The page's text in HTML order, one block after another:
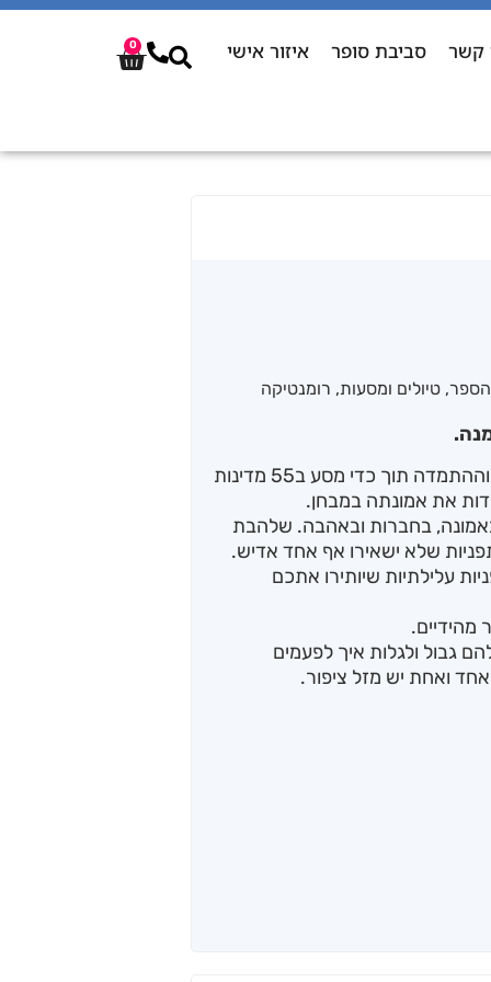
קשר סביבת סופר איזור אישי 0
, טיולים ומסעות, רומנטיקה
שלהבת לומדת על כוחה האמיתי של התקווה וההתמדה תוך כדי מסע ב55 מדינות
את אמונתה במבחן.
בחברות ובאהבה. שלהבת
שלא ישאירו אף אחד אדיש.
עלילתיות שיותירו אתכם
מהידיים.
גבול ולגלות איך לפעמים
אחד ואחת יש מזל ציפור.